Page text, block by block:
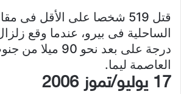
قتل 519 شخصا على الأقل فى
درجة على بعد نحو 90
العاصمة ليما.
17 يوليو/تموز 2006